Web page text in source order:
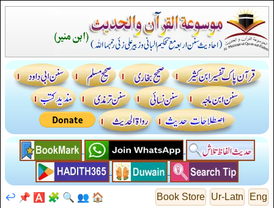
Eng
Ur-Latn
Book Store
🏠
👥
🔍
🧩
🅰️
📌
↩️